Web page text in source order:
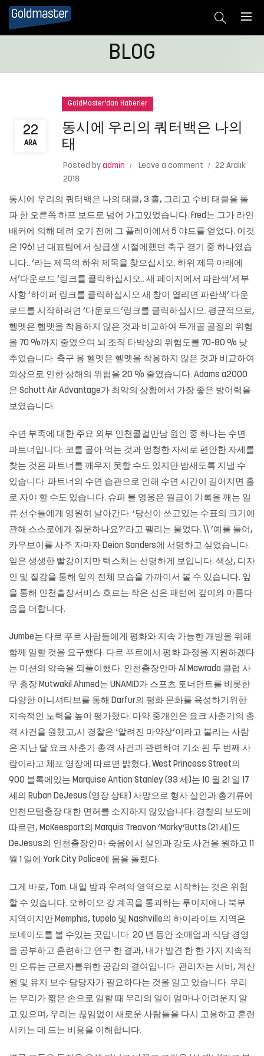
BLOG
22
ARA
GoldMaster'dan Haberler
동시에 우리의 쿼터백은 나의
태
Posted by admin Leave a comment
22 Aralık
2018
동시에 우리의 쿼터백은 나의 태클, 3 홀, 그리고 수비 태클을 돌
파 한 오른쪽 하프 보드로 넘어 가고있었습니다. Fred는 그가 라인
배커에 의해 데려 오기 전에 그 플레이에서 5 야드를 얻었다. 이것
은 1961 년 대표팀에서 상급생 시절에했던 축구 경기 중 하나였습
니다.. ‘라는 제목의 하위 제목을 찾으십시오. 하위 제목 아래에
서’다운로드 ‘링크를 클릭하십시오.. 새 페이지에서 파란색’세부
사항 ‘하이퍼 링크를 클릭하십시오 새 창이 열리면 파란색’ 다운
로드를 시작하려면 ‘다운로드’링크를 클릭하십시오. 평균적으로,
헬멧은 헬멧을 착용하지 않은 것과 비교하여 두개골 골절의 위험
을 70 %까지 줄였으며 뇌 조직 타박상의 위험도를 70-80 % 낮
추었습니다. 축구 용 헬멧은 헬멧을 착용하지 않은 것과 비교하여
외상으로 인한 상해의 위험을 20 % 줄였습니다. Adams a2000
은 Schutt Air Advantage가 최악의 상황에서 가장 좋은 방어력을
보였습니다.
수면 부족에 대한 주요 외부 인천콜걸만남 원인 중 하나는 수면
파트너입니다. 코를 골아 먹는 것과 멍청한 자세로 편안한 자세를
찾는 것은 파트너를 깨우지 못할 수도 있지만 밤새도록 지낼 수
있습니다. 파트너의 수면 습관으로 인해 수면 시간이 길어지면 홀
로 자야 할 수도 있습니다. 슈퍼 볼 영웅은 월급이 기록을 깨는 일
류 선수들에게 영원히 날아간다. ‘당신이 쓰고있는 수표의 크기에
관해 스스로에게 질문하나요?’라고 펠리는 물었다. \\ ‘예를 들어,
카우보이를 사주 자마자 Deion Sanders에 서명하고 싶었습니다.
잎은 생생한 빨강이지만 텍스처는 선명하게 보입니다. 색상, 디자
인 및 질감을 통해 잎의 전체 모습을 가까이서 볼 수 있습니다. 잎
을 통해 인천출장서비스 흐르는 작은 선은 패턴에 깊이와 아름다
움을 더합니다.
Jumbe는 다르 푸르 사람들에게 평화와 지속 가능한 개발을 위해
함께 일할 것을 요구했다. 다르 푸르에서 평화 과정을 지원하겠다
는 미션의 약속을 되풀이했다. 인천출장안마 Al Mawrada 클럽 사
무 총장 Mutwakil Ahmed는 UNAMID가 스포츠 토너먼트를 비롯한
다양한 이니셔티브를 통해 Darfur의 평화 문화를 육성하기위한
지속적인 노력을 높이 평가했다. 마약 중개인은 요크 사춘기의 총
격 사건을 원했고,시 경찰은 ‘알려진 마약상’이라고 불리는 사람
은 지난 달 요크 사춘기 총격 사건과 관련하여 기소 된 두 번째 사
람이라고 체포 영장에 따르면 밝혔다. West Princess Street의
900 블록에있는 Marquise Antion Stanley (33 세)는 10 월 21 일 17
세의 Ruban DeJesus (영장 상태) 사망으로 형사 살인과 총기류에
인천모텔출장 대한 면허를 소지하지 않았습니다. 경찰의 보도에
따르면, McKeesport의 Marquis Treavon ‘Marky’Butts (21 세)도
DeJesus의 인천출장안마 죽음에서 살인과 강도 사건을 원하고 11
월 1 일에 York City Police에 몸을 돌렸다.
그게 바로, Tom. 내일 밤과 우려의 영역으로 시작하는 것은 위험
할 수 있습니다. 오하이오 강 계곡을 통과하는 루이지애나 북부
지역이지만 Memphis, tupelo 및 Nashville의 하이라이트 지역은
토네이도를 볼 수있는 곳입니다. 20 년 동안 소매업과 식당 경영
을 공부하고 훈련하고 연구 한 결과, 내가 발견 한 한 가지 지속적
인 오류는 근로자를위한 공감의 결여입니다. 관리자는 서버, 계산
원 및 유지 보수 담당자가 필요하다는 것을 알고 있습니다. 우리
는 우리가 짧은 손으로 일할 때 우리의 일이 얼마나 어려운지 알
고 있으며, 우리는 끊임없이 새로운 사람들을 다시 고용하고 훈련
시키는 데 드는 비용을 이해합니다.